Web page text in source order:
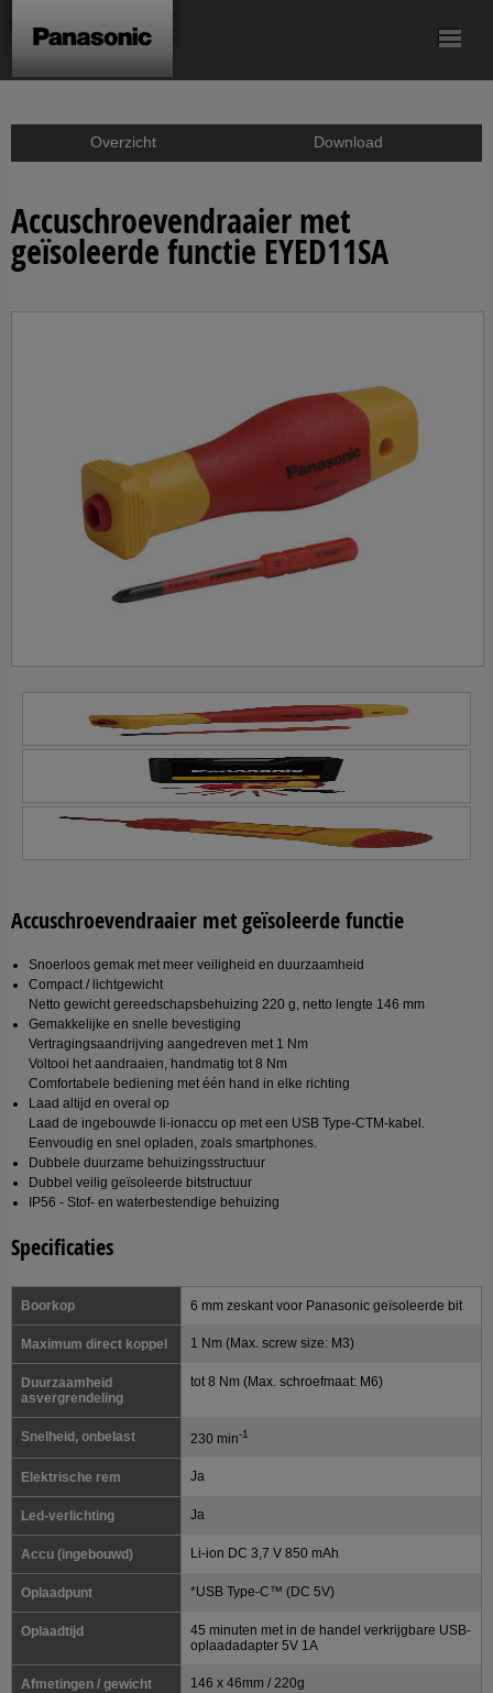
Accu-kitpistolen
Overzicht Download
Accuschroevendraaier met
geïsoleerde functie EYED11SA
Accuschroevendraaier met geïsoleerde functie
Snoerloos gemak met meer veiligheid en duurzaamheid
Compact / lichtgewicht
Netto gewicht gereedschapsbehuizing 220 g, netto lengte 146 mm
Gemakkelijke en snelle bevestiging
Vertragingsaandrijving aangedreven met 1 Nm
Voltooi het aandraaien, handmatig tot 8 Nm
Comfortabele bediening met één hand in elke richting
Laad altijd en overal op
Laad de ingebouwde li-ionaccu op met een USB Type-CTM-kabel.
Eenvoudig en snel opladen, zoals smartphones.
Dubbele duurzame behuizingsstructuur
Dubbel veilig geïsoleerde bitstructuur
IP56 - Stof- en waterbestendige behuizing
Specificaties
Boorkop 6 mm zeskant voor Panasonic geïsoleerde bit
Maximum direct koppel 1 Nm (Max. screw size: M3)
Duurzaamheid
asvergrendeling
tot 8 Nm (Max. schroefmaat: M6)
Snelheid, onbelast 230 min-1
Elektrische rem Ja
Led-verlichting Ja
Accu (ingebouwd) Li-ion DC 3,7 V 850 mAh
Oplaadpunt *USB Type-C™ (DC 5V)
Oplaadtijd
45 minuten met in de handel verkrijgbare USB-
oplaadadapter 5V 1A
Afmetingen / gewicht 146 x 46mm / 220g